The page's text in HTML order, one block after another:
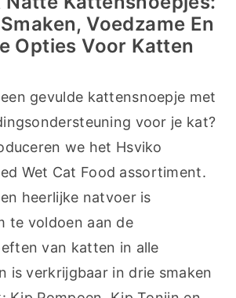
Voedzame En
Opties Voor Katten
gevulde kattensnoepje met
voor je kat?
we het Hsviko
Wet Cat Food assortiment.
heerlijke natvoer is
te voldoen aan de
van katten in alle
is verkrijgbaar in drie smaken